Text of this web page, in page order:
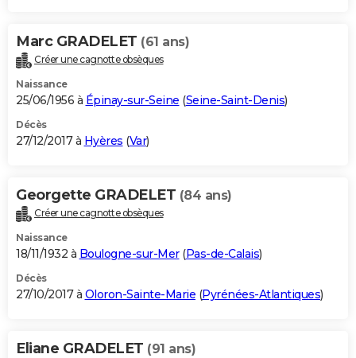
Marc GRADELET (61 ans)
Créer une cagnotte obsèques
Naissance
25/06/1956 à Épinay-sur-Seine (Seine-Saint-Denis)
Décès
27/12/2017 à Hyères (Var)
Georgette GRADELET (84 ans)
Créer une cagnotte obsèques
Naissance
18/11/1932 à Boulogne-sur-Mer(Pas-de-Calais)
Décès
27/10/2017 à Oloron-Sainte-Marie (Pyrénées-Atlantiques)
Eliane GRADELET (91 ans)